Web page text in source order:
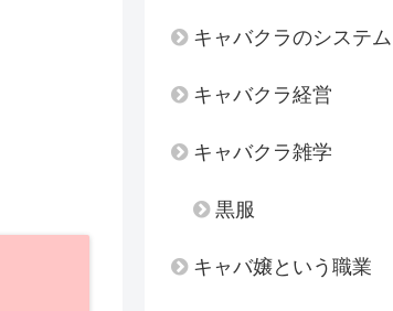
キャバクラのシステム
キャバクラ経営
キャバクラ雑学
黒服
キャバ嬢という職業